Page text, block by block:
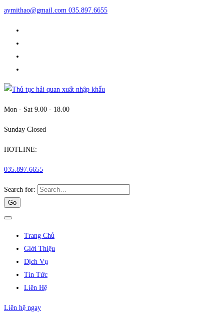
aymithao@gmail.com 035.897.6655
Mon - Sat 9.00 - 18.00
Sunday Closed
HOTLINE:
035.897.6655
Search for:
Trang Chủ
Giới Thiệu
Dịch Vụ
Tin Tức
Liên Hệ
Liên hệ ngay